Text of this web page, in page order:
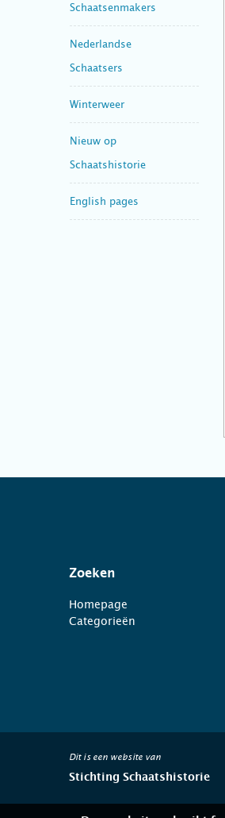
Schaatsenmakers
Nederlandse
Schaatsers
Winterweer
Nieuw op
Schaatshistorie
English pages
Zoeken
Homepage
Categorieën
Dit is een website van
Stichting Schaatshistorie